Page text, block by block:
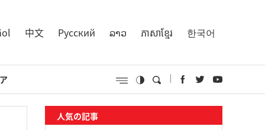
中文 Русский ລາວ ភាសាខ្មែរ 한국어
人気の記事